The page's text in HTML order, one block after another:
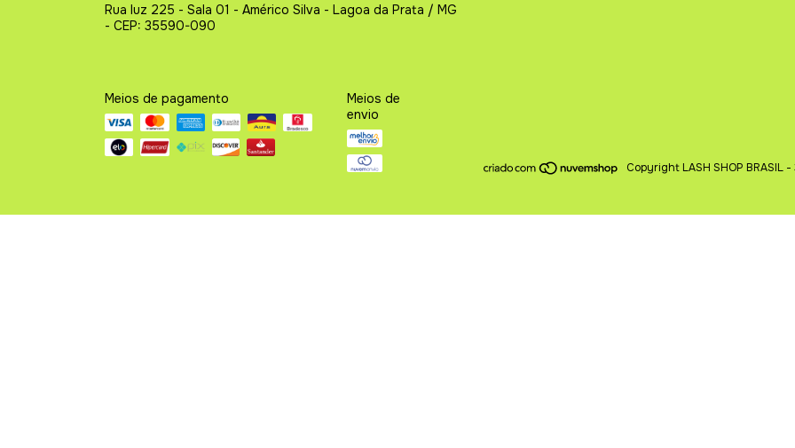
Rua luz 225 - Sala 01 - Américo Silva - Lagoa da Prata / MG
- CEP: 35590-090
Meios de pagamento
Meios de
envio
Copyright LASH SHOP